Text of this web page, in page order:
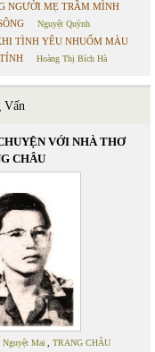
NGƯỜI MẸ TRẦM MÌNH
Nguyệt Quỳnh
TÌNH YÊU NHUỐM MÀU
Hoàng Thị Bích Hà
Vấn
VỚI NHÀ THƠ
CHÂU
Nguyệt Mai TRANG CHÂU